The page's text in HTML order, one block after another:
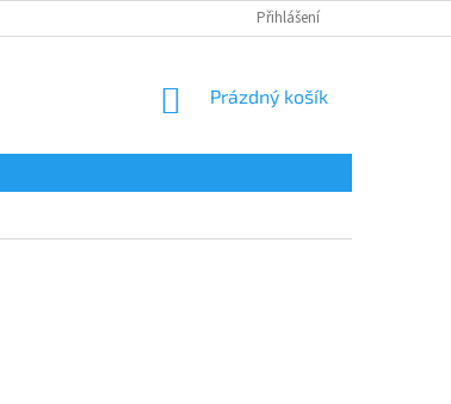
Přihlášení
NÁKUPNÍ
Prázdný košík